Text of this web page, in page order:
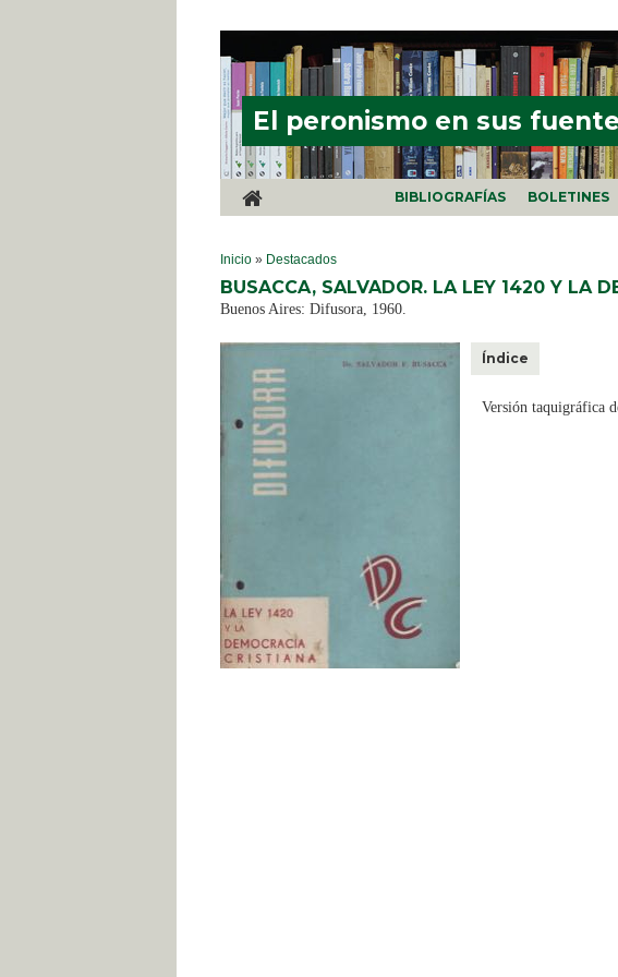
El peronismo en sus
BIBLIOGRAFÍAS BOLETINES
SE ENCUENTRA USTED AQUÍ
Inicio » Destacados
BUSACCA, SALVADOR. LA LEY 1420 Y LA
Buenos Aires: Difusora, 1960.
Índice
Versión taquigráfica